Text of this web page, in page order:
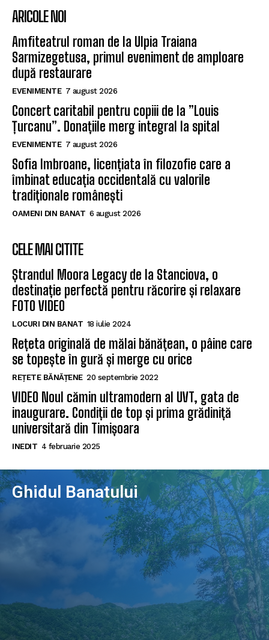
ARICOLE NOI
Amfiteatrul roman de la Ulpia Traiana
Sarmizegetusa, primul eveniment de amploare
după restaurare
EVENIMENTE 7 august 2026
Concert caritabil pentru copiii de la ”Louis
Țurcanu”. Donațiile merg integral la spital
EVENIMENTE 7 august 2026
Sofia Imbroane, licențiata în filozofie care a
îmbinat educația occidentală cu valorile
tradiționale românești
OAMENI DIN BANAT 6 august 2026
CELE MAI CITITE
Ștrandul Moora Legacy de la Stanciova, o
destinație perfectă pentru răcorire și relaxare
FOTO VIDEO
LOCURI DIN BANAT 18 iulie 2024
Rețeta originală de mălai bănățean, o pâine care
se topește în gură și merge cu orice
REȚETE BĂNĂȚENE 20 septembrie 2022
VIDEO Noul cămin ultramodern al UVT, gata de
inaugurare. Condiții de top și prima grădiniță
universitară din Timișoara
INEDIT 4 februarie 2025
Ghidul Banatului